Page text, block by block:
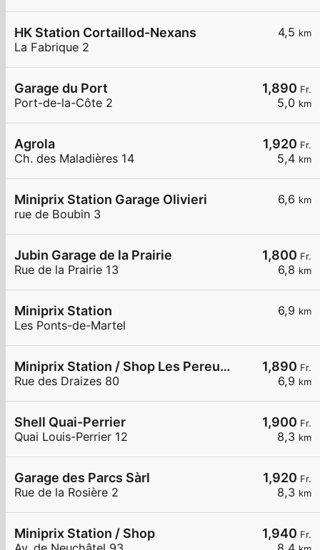
4,5 km
HK Station Cortaillod-Nexans
La Fabrique 2
1,890 Fr.
5,0 km
Garage du Port
Port-de-la-Côte 2
1,920 Fr.
5,4 km
Agrola
Ch. des Maladières 14
6,6 km
Miniprix Station Garage Olivieri
rue de Boubin 3
1,800 Fr.
6,8 km
Jubin Garage de la Prairie
Rue de la Prairie 13
6,9 km
Miniprix Station
Les Ponts-de-Martel
1,890 Fr.
6,9 km
Miniprix Station / Shop Les Pereuses
Rue des Draizes 80
1,900 Fr.
8,3 km
Shell Quai-Perrier
Quai Louis-Perrier 12
1,920 Fr.
8,3 km
Garage des Parcs Sàrl
Rue de la Rosière 2
1,940 Fr.
Miniprix Station / Shop